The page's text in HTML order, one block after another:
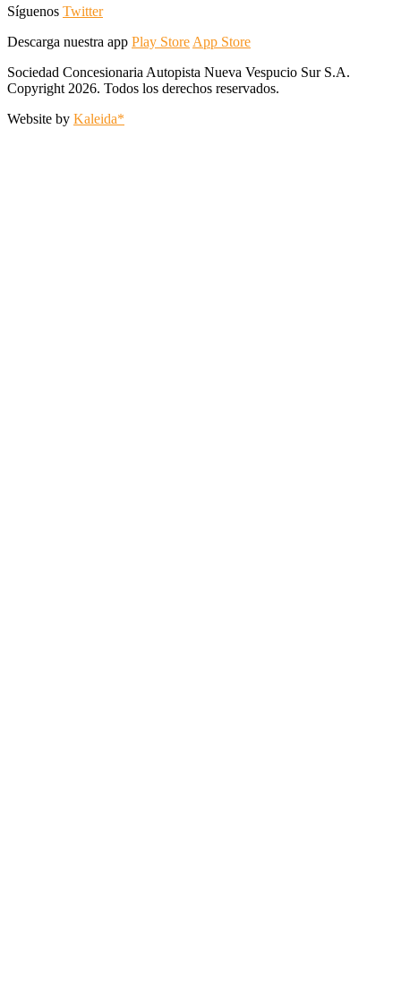
Síguenos Twitter
Descarga nuestra app Play Store App Store
Sociedad Concesionaria Autopista Nueva Vespucio Sur S.A.
Copyright 2026. Todos los derechos reservados.
Website by Kaleida*